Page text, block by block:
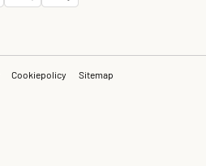
Cookiepolicy Sitemap